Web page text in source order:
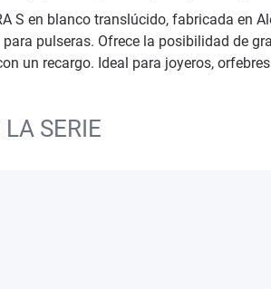
S en blanco translúcido, fabricada
pulseras. Ofrece la posibilidad de
un recargo. Ideal para joyeros,
SERIE